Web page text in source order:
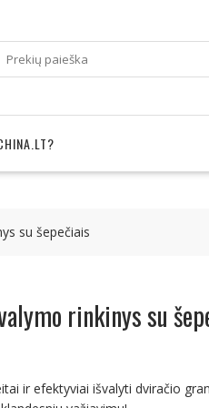
su šepečiais
rinkinys su
ir efektyviai išvalyti dviračio